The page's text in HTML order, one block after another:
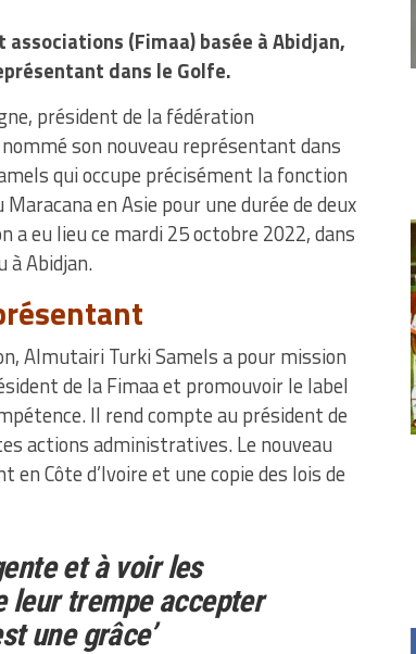
(Fimaa) basée à Abidjan,
dans le Golfe.
président de la fédération
son nouveau représentant dans
qui occupe précisément la fonction
en Asie pour une durée de deux
a eu lieu ce mardi 25 octobre 2022, dans
à Abidjan.
Almutairi Turki Samels a pour mission
de la Fimaa et promouvoir le label
Il rend compte au président de
actions administratives. Le nouveau
Côte d’Ivoire et une copie des lois de
et à voir les
leur trempe accepter
une grâce’